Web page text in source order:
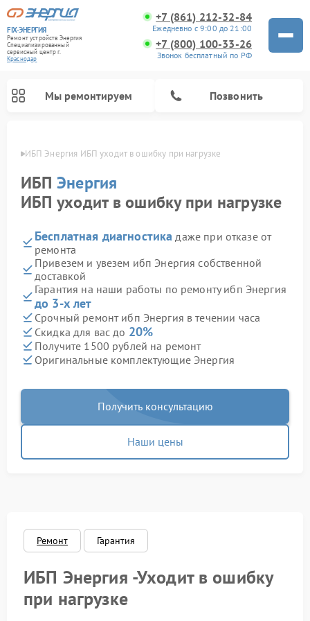
FIX-ЭНЕРГИЯ
Ремонт устройств Энергия
Специализированный
cервисный центр г.
Краснодар
+7 (861) 212-32-84
Ежедневно с 9:00 до 21:00
+7 (800) 100-33-26
Звонок бесплатный по РФ
Мы ремонтируем Позвонить
ИБП Энергия ИБП уходит в ошибку при нагрузке
ИБП Энергия
ИБП уходит в ошибку при нагрузке
Бесплатная диагностика даже при отказе от
ремонта
Привезем и увезем ибп Энергия собственной
доставкой
Гарантия на наши работы по ремонту ибп Энергия
до 3-х лет
Срочный ремонт ибп Энергия в течении часа
Скидка для вас до 20%
Получите 1500 рублей на ремонт
Оригинальные комплектующие Энергия
Получить консультацию
Наши цены
Ремонт Гарантия
ИБП Энергия -Уходит в ошибку
при нагрузке